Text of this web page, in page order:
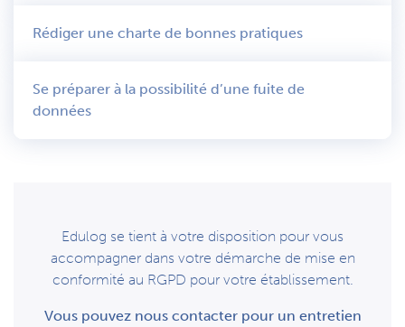
Rédiger une charte de bonnes pratiques
Se préparer à la possibilité d’une fuite de
données
Edulog se tient à votre disposition pour vous
accompagner dans votre démarche de mise en
conformité au RGPD pour votre établissement.
Vous pouvez nous contacter pour un entretien